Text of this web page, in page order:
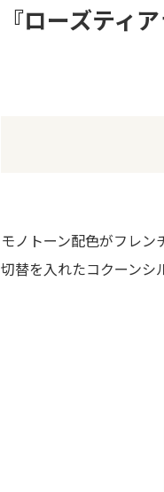
『ローズティ
モノトーン配色がフレン
切替を入れたコクーンシ